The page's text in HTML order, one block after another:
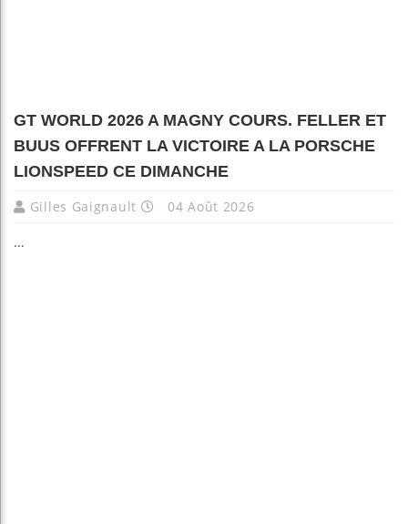
GT WORLD 2026 A MAGNY COURS. FELLER ET
BUUS OFFRENT LA VICTOIRE A LA PORSCHE
LIONSPEED CE DIMANCHE
Gilles Gaignault 04 Août 2026
...